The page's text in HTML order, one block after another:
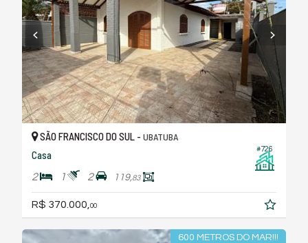
#726
SÃO FRANCISCO DO SUL - UBATUBA
Casa
2 1 2 119,83
R$ 370.000, 00
600 METROS DO MAR!!!